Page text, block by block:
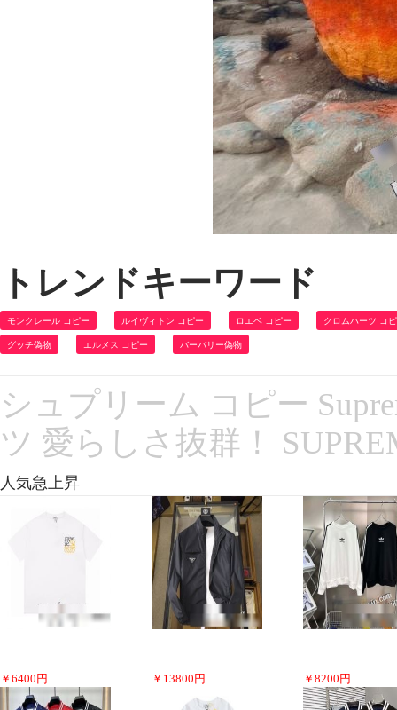
トレンドキーワード
モンクレール コピー ルイヴィトン コピー ロエベ コピー クロムハーツ コ
グッチ偽物 エルメス コピー バーバリー偽物
シュプリーム コピー
ツ 愛らしさ抜群！
人気急上昇
￥ 6400 円 ￥ 13800 円 ￥ 8200 円